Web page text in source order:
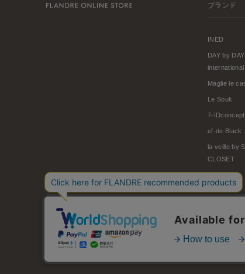
ブランド
INED
DAY by
international
Maglie le
Le Souk
7-IDconcept.
ef-de Black
la veille by
CLOSET
© FLANDRE CO., LTD.